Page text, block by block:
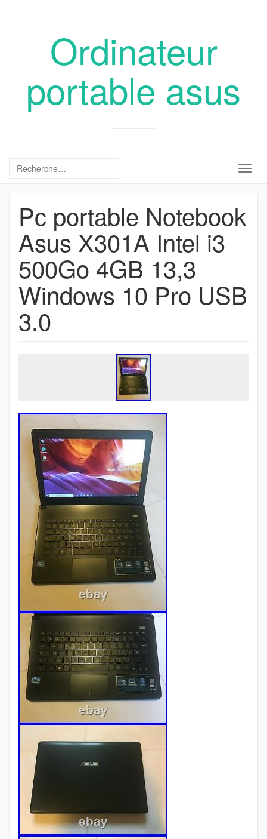
Ordinateur
portable asus
Pc portable Notebook
Asus X301A Intel i3
500Go 4GB 13,3
Windows 10 Pro USB
3.0